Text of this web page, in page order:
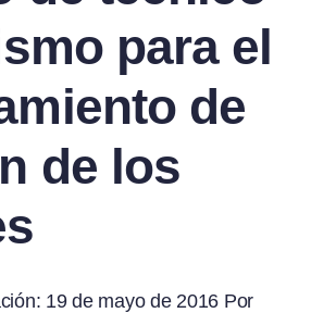
para el
de
de los
19 de mayo de 2016 Por